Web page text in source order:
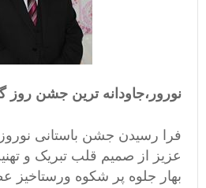
نورور،جاودانه ترین جشن روز
فرا رسیدن جشن باستانی
عزیز از صمیم قلب تبریک و
بهار جلوه پر شکوه